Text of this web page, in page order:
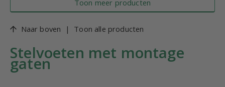
Toon meer producten
Naar boven | Toon alle producten
Stelvoeten met montage
gaten